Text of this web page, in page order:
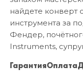
найдете конверт
инструмента за
Фендер,
Instruments,
ГарантияОплата